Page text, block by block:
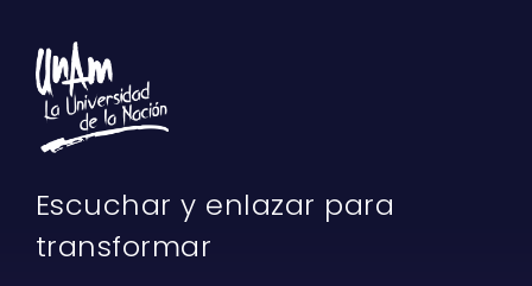
Escuchar y enlazar para
transformar